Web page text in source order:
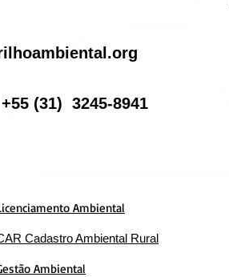
+55 (31) 3245-8941
Ambiental
Cadastro Ambiental Rural
Ambiental